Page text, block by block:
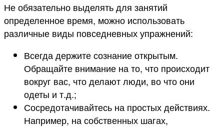
Не обязательно выделять для занятий
определенное время, можно использовать
различные виды повседневных упражнений:
Всегда держите сознание открытым.
Обращайте внимание на то, что происходит
вокруг вас, что делают люди, во что они
одеты и т.д.;
Сосредотачивайтесь на простых действиях.
Например, на собственных шагах,